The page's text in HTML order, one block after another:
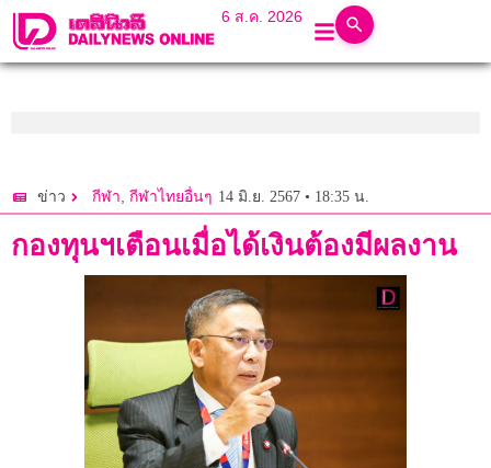
6 ส.ค. 2026
ข่าว กีฬา, กีฬาไทยอื่นๆ 14 มิ.ย. 2567 • 18:35 น.
กองทุนฯเตือนเมื่อได้เงินต้องมีผลงาน